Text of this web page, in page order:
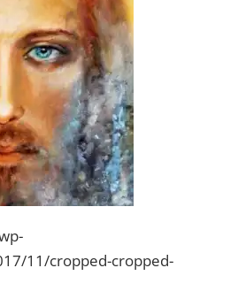
11/cropped-cropped-